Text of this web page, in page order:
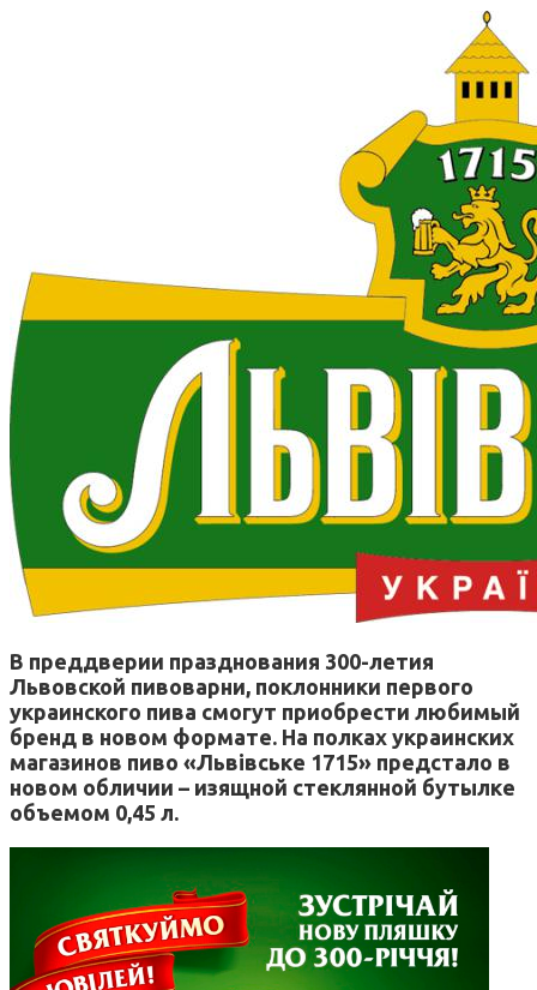
В преддверии празднования 300-летия
Львовской пивоварни, поклонники первого
украинского пива смогут приобрести любимый
бренд в новом формате. На полках украинских
магазинов пиво «Львівське 1715» предстало в
новом обличии – изящной стеклянной бутылке
объемом 0,45 л.